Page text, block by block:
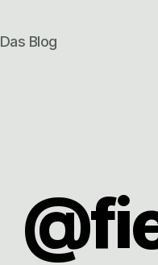
Das Blog